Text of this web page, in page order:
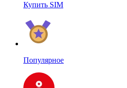
Купить SIM
Популярное